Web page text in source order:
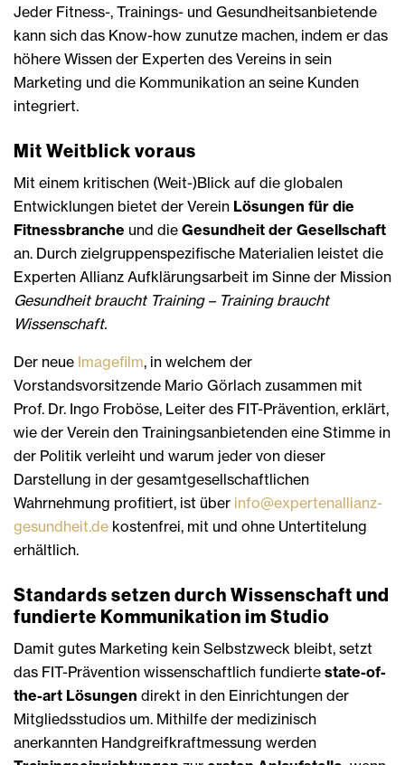
Jeder Fitness-, Trainings- und Gesundheitsanbietende
kann sich das Know-how zunutze machen, indem er das
höhere Wissen der Experten des Vereins in sein
Marketing und die Kommunikation an seine Kunden
integriert.
Mit Weitblick voraus
Mit einem kritischen (Weit-)Blick auf die globalen
Entwicklungen bietet der Verein Lösungen für die
Fitnessbranche und die Gesundheit der Gesellschaft
an. Durch zielgruppenspezifische Materialien leistet die
Experten Allianz Aufklärungsarbeit im Sinne der Mission
Gesundheit braucht Training – Training braucht
Wissenschaft.
Der neue Imagefilm, in welchem der
Vorstandsvorsitzende Mario Görlach zusammen mit
Prof. Dr. Ingo Froböse, Leiter des FIT-Prävention, erklärt,
wie der Verein den Trainingsanbietenden eine Stimme in
der Politik verleiht und warum jeder von dieser
Darstellung in der gesamtgesellschaftlichen
Wahrnehmung profitiert, ist über info@expertenallianz-
gesundheit.de kostenfrei, mit und ohne Untertitelung
erhältlich.
Standards setzen durch Wissenschaft und
fundierte Kommunikation im Studio
Damit gutes Marketing kein Selbstzweck bleibt, setzt
das FIT-Prävention wissenschaftlich fundierte state-of-
the-art Lösungen direkt in den Einrichtungen der
Mitgliedsstudios um. Mithilfe der medizinisch
anerkannten Handgreifkraftmessung werden